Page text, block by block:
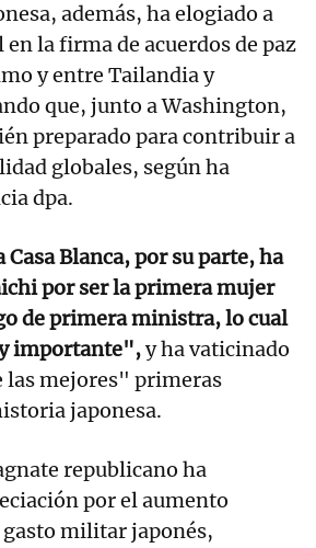
además, ha elogiado a
la firma de acuerdos de paz
y entre Tailandia y
que, junto a Washington,
preparado para contribuir a
globales, según ha
dpa.
Blanca, por su parte, ha
por ser la primera mujer
de primera ministra, lo cual
importante",y ha vaticinado
las mejores" primeras
japonesa.
republicano ha
por el aumento
militar japonés,